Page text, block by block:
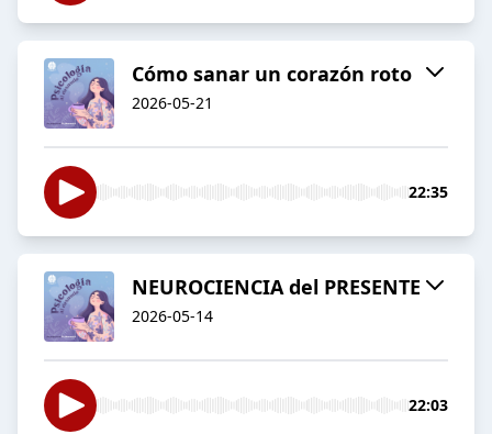
Cómo sanar un corazón roto
2026-05-21
22:35
NEUROCIENCIA del PRESENTE
2026-05-14
22:03